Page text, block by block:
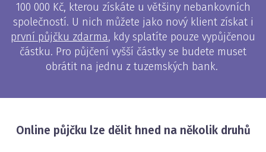
100 000 Kč, kterou získáte u většiny nebankovních
společností. U nich můžete jako nový klient získat i
první půjčku zdarma, kdy splatíte pouze vypůjčenou
částku. Pro půjčení vyšší částky se budete muset
obrátit na jednu z tuzemských bank.
Online půjčku lze dělit hned na několik druhů